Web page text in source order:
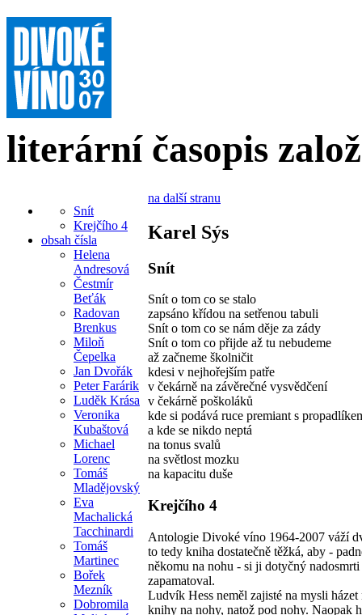
literární časopis
Snít
Krejčího 4
obsah čísla
Helena
Andresová
Čestmír
Beťák
Radovan
Brenkus
Miloň
Čepelka
Jan Dvořák
Peter Farárik
Luděk Krása
Veronika
Kubaštová
Michael
Lorenc
Tomáš
Mladějovský
Eva
Machalická
Tacchinardi
Tomáš
Martinec
Bořek
Mezník
Dobromila
na další stranu
Karel Sýs
Snít
Snít o tom co se stalo
zapsáno křídou na setřenou tabuli
Snít o tom co se nám děje za zády
Snít o tom co přijde až tu nebudeme
až začneme školničit
kdesi v nejhořejším patře
v čekárně na závěrečné vysvědčení
v čekárně poškoláků
kde si podává ruce premiant s
a kde se nikdo neptá
na tonus svalů
na světlost mozku
na kapacitu duše
Krejčího 4
Antologie Divoké víno 1964-2007 váží
to tedy kniha dostatečně těžká, aby -
někomu na nohu - si ji dotyčný nadosmrti
zapamatoval.
Ludvík Hess neměl zajisté na mysli házet
knihy na nohy, natož pod nohy. Naopak